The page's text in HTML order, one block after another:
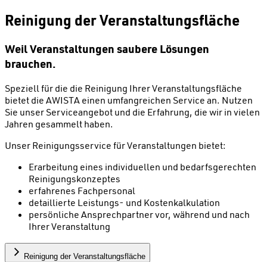
Reinigung der Veranstaltungsfläche
Weil Veranstaltungen saubere Lösungen
brauchen.
Speziell für die die Reinigung Ihrer Veranstaltungsfläche
bietet die AWISTA einen umfangreichen Service an. Nutzen
Sie unser Serviceangebot und die Erfahrung, die wir in vielen
Jahren gesammelt haben.
Unser Reinigungsservice für Veranstaltungen bietet:
Erarbeitung eines individuellen und bedarfsgerechten
Reinigungskonzeptes
erfahrenes Fachpersonal
detaillierte Leistungs- und Kostenkalkulation
persönliche Ansprechpartner vor, während und nach
Ihrer Veranstaltung
Reinigung der Veranstaltungsfläche